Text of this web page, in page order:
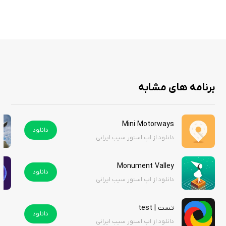
برنامه های مشابه
Mini Motorways
دانلود از اپ استور سیب ایرانی
دانلود
Monument Valley
دانلود از اپ استور سیب ایرانی
دانلود
تست | test
دانلود از اپ استور سیب ایرانی
دانلود